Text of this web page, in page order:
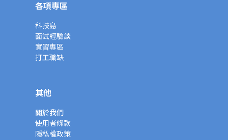
各項專區
科技島
面試經驗談
實習專區
打工職缺
其他
關於我們
使用者條款
隱私權政策